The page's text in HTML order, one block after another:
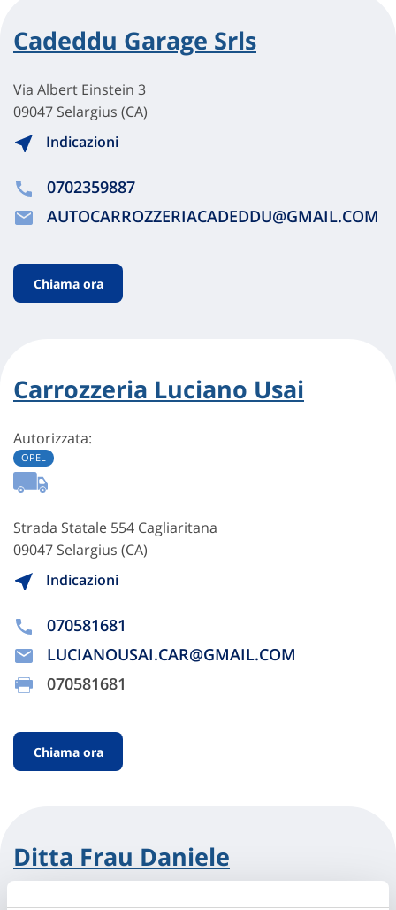
Cadeddu Garage Srls
Via Albert Einstein 3
09047 Selargius (CA)
Indicazioni
0702359887
AUTOCARROZZERIACADEDDU@GMAIL.COM
Chiama ora
Carrozzeria Luciano Usai
Autorizzata:
OPEL
Strada Statale 554 Cagliaritana
09047 Selargius (CA)
Indicazioni
070581681
LUCIANOUSAI.CAR@GMAIL.COM
070581681
Chiama ora
Ditta Frau Daniele
Strada Statale 554 Cagliaritana